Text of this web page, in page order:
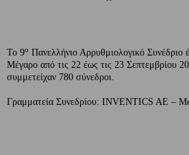
Το 9ο Πανελλήνιο Αρρυθμιολογικό Συνέδριο
Μέγαρο από τις 22 έως τις 23 Σεπτεμβρίου
συμμετείχαν 780 σύνεδροι.
Γραμματεία Συνεδρίου: INVENTICS AE –